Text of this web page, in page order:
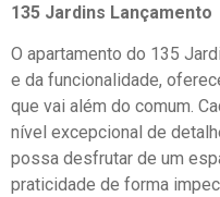
135 Jardins Lançamento
O apartamento do 135
e da funcionalidade,
que vai além do comum.
nível excepcional de
possa desfrutar de um
praticidade de forma